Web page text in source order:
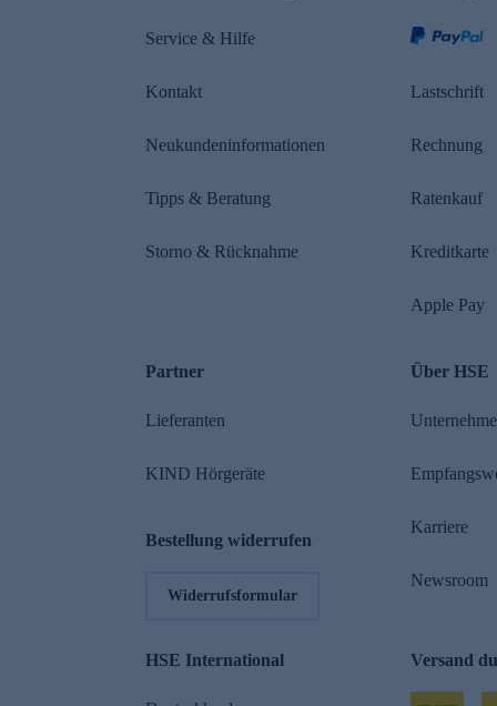
Service & Hilfe
Kontakt
Neukundeninformationen
Tipps & Beratung
Storno & Rücknahme
Lastschrift
Rechnung
Ratenkauf
Kreditkarte
Apple Pay
Partner
Lieferanten
KIND Hörgeräte
Bestellung widerrufen
Widerrufsformular
Über HSE
Karriere
Newsroom
HSE International Versand